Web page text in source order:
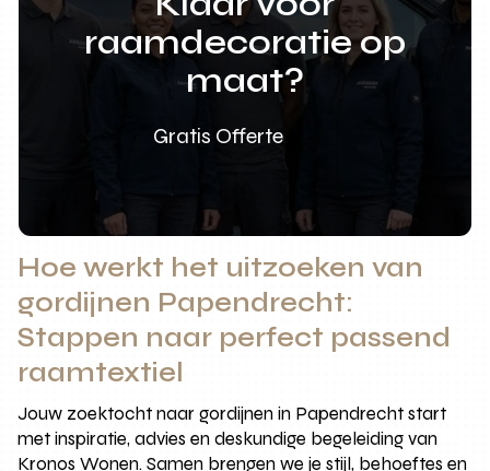
raamdecoratie op
maat?
Gratis Offerte
Hoe werkt het uitzoeken van
gordijnen Papendrecht:
Stappen naar perfect passend
raamtextiel
Jouw zoektocht naar gordijnen in Papendrecht start
met inspiratie, advies en deskundige begeleiding van
Kronos Wonen. Samen brengen we je stijl, behoeftes en